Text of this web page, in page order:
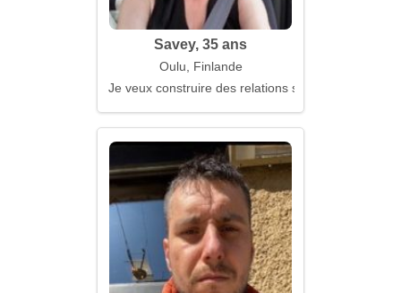
Savey, 35 ans
Oulu, Finlande
Je veux construire des relations solides